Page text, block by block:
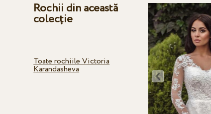
Rochii din această
colecție
Toate rochiile Victoria
Karandasheva